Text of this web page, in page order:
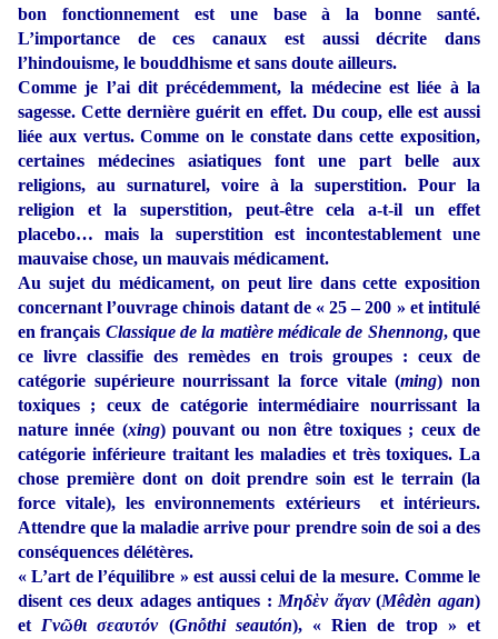
bon fonctionnement est une base à la bonne santé.
L’importance de ces canaux est aussi décrite dans
l’hindouisme, le bouddhisme et sans doute ailleurs.
Comme je l’ai dit précédemment, la médecine est liée à la
sagesse. Cette dernière guérit en effet. Du coup, elle est aussi
liée aux vertus. Comme on le constate dans cette exposition,
certaines médecines asiatiques font une part belle aux
religions, au surnaturel, voire à la superstition. Pour la
religion et la superstition, peut-être cela a-t-il un effet
placebo… mais la superstition est incontestablement une
mauvaise chose, un mauvais médicament.
Au sujet du médicament, on peut lire dans cette exposition
concernant l’ouvrage chinois datant de « 25 – 200 » et intitulé
en français Classique de la matière médicale de Shennong, que
ce livre classifie des remèdes en trois groupes : ceux de
catégorie supérieure nourrissant la force vitale (ming) non
toxiques ; ceux de catégorie intermédiaire nourrissant la
nature innée (xing) pouvant ou non être toxiques ; ceux de
catégorie inférieure traitant les maladies et très toxiques. La
chose première dont on doit prendre soin est le terrain (la
force vitale), les environnements extérieurs et intérieurs.
Attendre que la maladie arrive pour prendre soin de soi a des
conséquences délétères.
« L’art de l’équilibre » est aussi celui de la mesure. Comme le
disent ces deux adages antiques : Μηδὲν ἄγαν(Mêdèn agan)
et Γνῶθι σεαυτόν(Gnỗthi seautόn), « Rien de trop » et